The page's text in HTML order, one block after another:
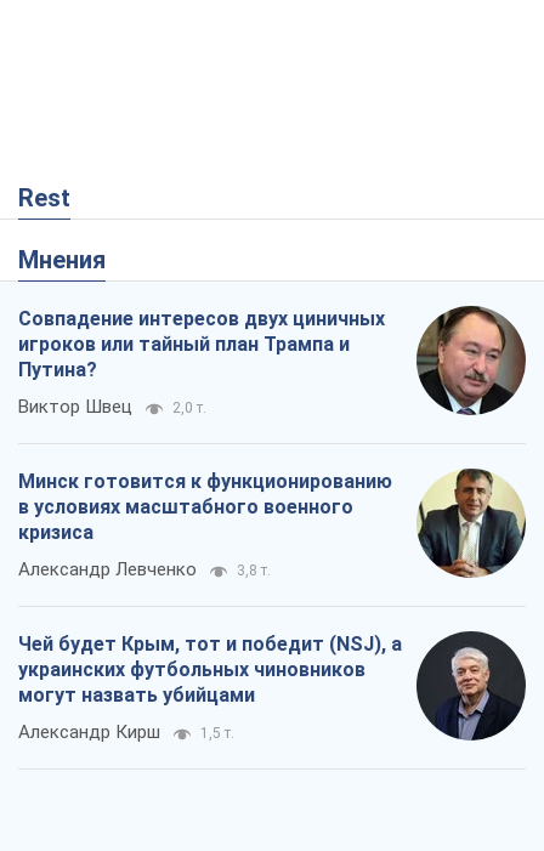
Rest
Мнения
Совпадение интересов двух циничных
игроков или тайный план Трампа и
Путина?
Виктор Швец 2,0 т.
Минск готовится к функционированию
в условиях масштабного военного
кризиса
Александр Левченко 3,8 т.
Чей будет Крым, тот и победит (NSJ), а
украинских футбольных чиновников
могут назвать убийцами
Александр Кирш 1,5 т.